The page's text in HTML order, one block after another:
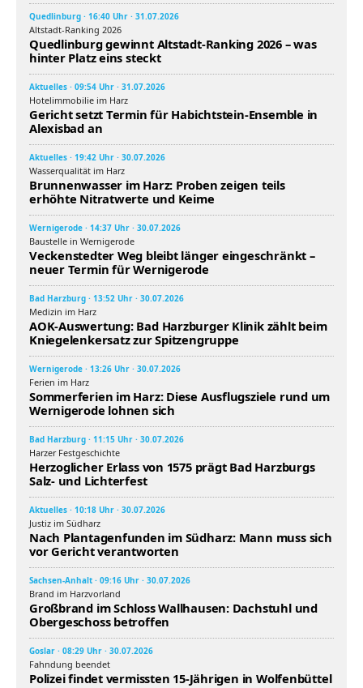
Quedlinburg · 16:40 Uhr · 31.07.2026
Altstadt-Ranking 2026
Quedlinburg gewinnt Altstadt-Ranking 2026 – was
hinter Platz eins steckt
Aktuelles · 09:54 Uhr · 31.07.2026
Hotelimmobilie im Harz
Gericht setzt Termin für Habichtstein-Ensemble in
Alexisbad an
Aktuelles · 19:42 Uhr · 30.07.2026
Wasserqualität im Harz
Brunnenwasser im Harz: Proben zeigen teils
erhöhte Nitratwerte und Keime
Wernigerode · 14:37 Uhr · 30.07.2026
Baustelle in Wernigerode
Veckenstedter Weg bleibt länger eingeschränkt –
neuer Termin für Wernigerode
Bad Harzburg · 13:52 Uhr · 30.07.2026
Medizin im Harz
AOK-Auswertung: Bad Harzburger Klinik zählt beim
Kniegelenkersatz zur Spitzengruppe
Wernigerode · 13:26 Uhr · 30.07.2026
Ferien im Harz
Sommerferien im Harz: Diese Ausflugsziele rund um
Wernigerode lohnen sich
Bad Harzburg · 11:15 Uhr · 30.07.2026
Harzer Festgeschichte
Herzoglicher Erlass von 1575 prägt Bad Harzburgs
Salz- und Lichterfest
Aktuelles · 10:18 Uhr · 30.07.2026
Justiz im Südharz
Nach Plantagenfunden im Südharz: Mann muss sich
vor Gericht verantworten
Sachsen-Anhalt · 09:16 Uhr · 30.07.2026
Brand im Harzvorland
Großbrand im Schloss Wallhausen: Dachstuhl und
Obergeschoss betroffen
Goslar · 08:29 Uhr · 30.07.2026
Fahndung beendet
Polizei findet vermissten 15-Jährigen in Wolfenbüttel